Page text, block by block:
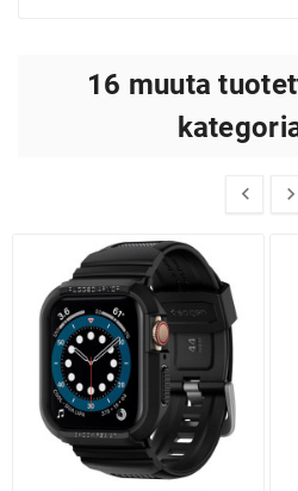
16 muuta
 